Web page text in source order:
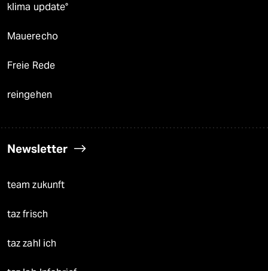
klima update°
Mauerecho
Freie Rede
reingehen
Newsletter
team zukunft
taz frisch
taz zahl ich